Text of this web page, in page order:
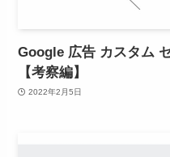
Google 広告 カスタム
【考察編】
2022年2月5日